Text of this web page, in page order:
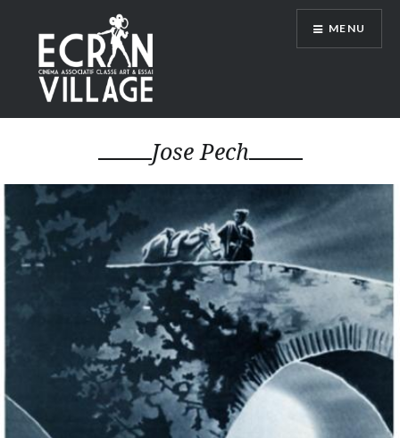
contenu
principal
ÉCRAN VILLAGE
MENU
Jose Pech